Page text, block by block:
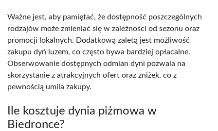
Ważne jest, aby pamiętać, że dostępność poszczególnych
rodzajów może zmieniać się w zależności od sezonu oraz
promocji lokalnych. Dodatkową zaletą jest możliwość
zakupu dyń luzem, co często bywa bardziej opłacalne.
Obserwowanie dostępnych odmian dyni pozwala na
skorzystanie z atrakcyjnych ofert oraz zniżek, co z
pewnością umila zakupy.
Ile kosztuje dynia piżmowa w
Biedronce?